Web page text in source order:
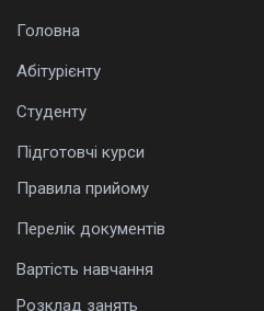
Головна
Абітурієнту
Студенту
Підготовчі курси
Правила прийому
Перелік документів
Вартість навчання
Розклад занять